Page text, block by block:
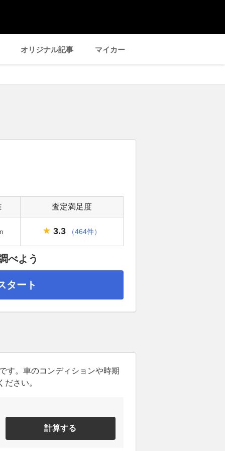
オリジナル記事 マイカー
査定満足度
3.3 （464件）
べよう
タート
す。車のコンディションや時期
さい。
計算する